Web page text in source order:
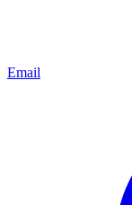
Email